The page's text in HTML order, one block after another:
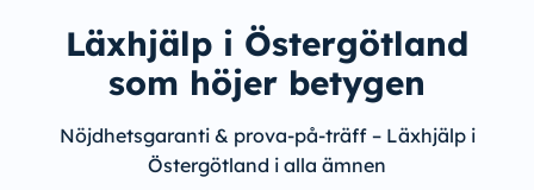
Läxhjälp i Östergötland
som höjer betygen
Nöjdhetsgaranti & prova-på-träff – Läxhjälp i
Östergötland i alla ämnen